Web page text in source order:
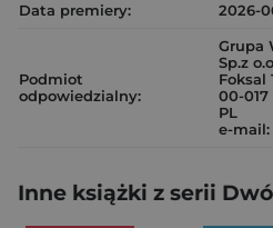
Data premiery:
2026-
Podmiot
odpowiedzialny:
Grupa
Sp.z
Foksal
00-017
PL
e-mail:
Inne książki z serii